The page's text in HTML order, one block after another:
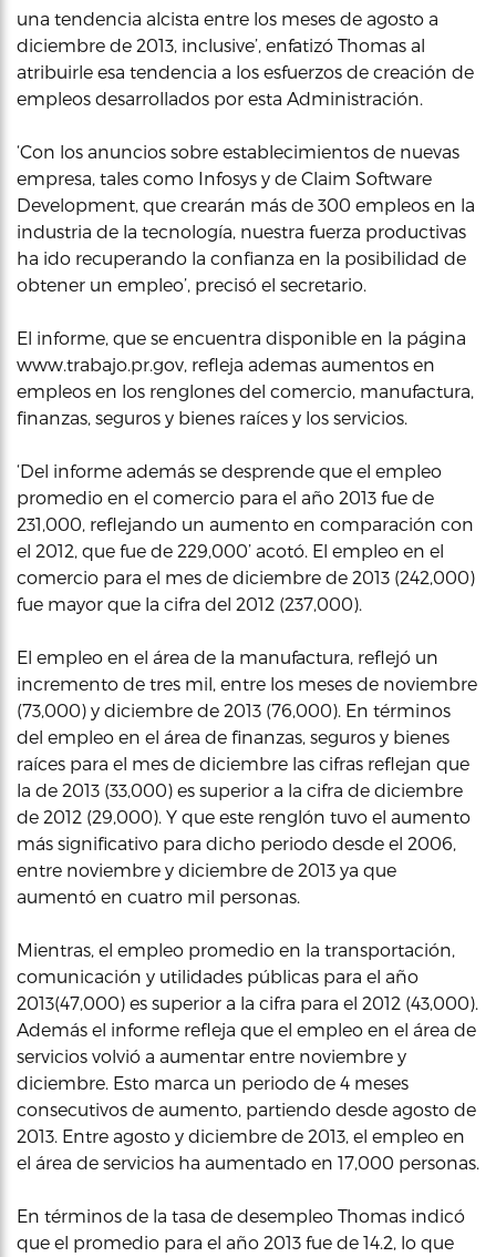
una tendencia alcista entre los meses de agosto a
diciembre de 2013, inclusive’, enfatizó Thomas al
atribuirle esa tendencia a los esfuerzos de creación de
empleos desarrollados por esta Administración.
‘Con los anuncios sobre establecimientos de nuevas
empresa, tales como Infosys y de Claim Software
Development, que crearán más de 300 empleos en la
industria de la tecnología, nuestra fuerza productivas
ha ido recuperando la confianza en la posibilidad de
obtener un empleo’, precisó el secretario.
El informe, que se encuentra disponible en la página
www.trabajo.pr.gov, refleja ademas aumentos en
empleos en los renglones del comercio, manufactura,
finanzas, seguros y bienes raíces y los servicios.
‘Del informe además se desprende que el empleo
promedio en el comercio para el año 2013 fue de
231,000, reflejando un aumento en comparación con
el 2012, que fue de 229,000’ acotó. El empleo en el
comercio para el mes de diciembre de 2013 (242,000)
fue mayor que la cifra del 2012 (237,000).
El empleo en el área de la manufactura, reflejó un
incremento de tres mil, entre los meses de noviembre
(73,000) y diciembre de 2013 (76,000). En términos
del empleo en el área de finanzas, seguros y bienes
raíces para el mes de diciembre las cifras reflejan que
la de 2013 (33,000) es superior a la cifra de diciembre
de 2012 (29,000). Y que este renglón tuvo el aumento
más significativo para dicho periodo desde el 2006,
entre noviembre y diciembre de 2013 ya que
aumentó en cuatro mil personas.
Mientras, el empleo promedio en la transportación,
comunicación y utilidades públicas para el año
2013(47,000) es superior a la cifra para el 2012 (43,000).
Además el informe refleja que el empleo en el área de
servicios volvió a aumentar entre noviembre y
diciembre. Esto marca un periodo de 4 meses
consecutivos de aumento, partiendo desde agosto de
2013. Entre agosto y diciembre de 2013, el empleo en
el área de servicios ha aumentado en 17,000 personas.
En términos de la tasa de desempleo Thomas indicó
que el promedio para el año 2013 fue de 14.2, lo que